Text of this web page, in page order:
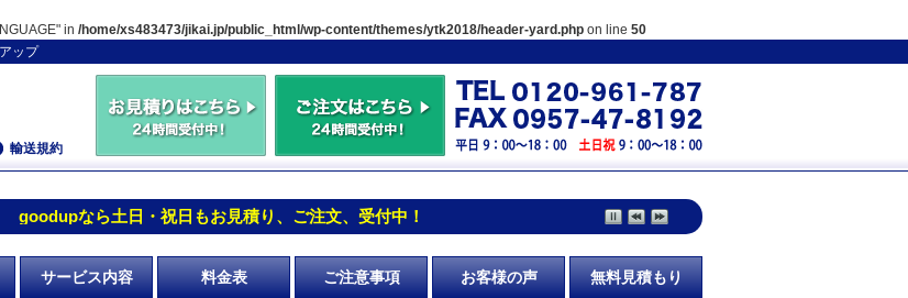
in /home/xs483473/jikai.jp/public_html/wp-content/themes/ytk2018/header-yard.php on line 50
ップ
輸送規約
goodupなら土日・祝日もお見積り、ご注文、受付中！
サービス内容 料金表 ご注意事項 お客様の声 無料見積もり